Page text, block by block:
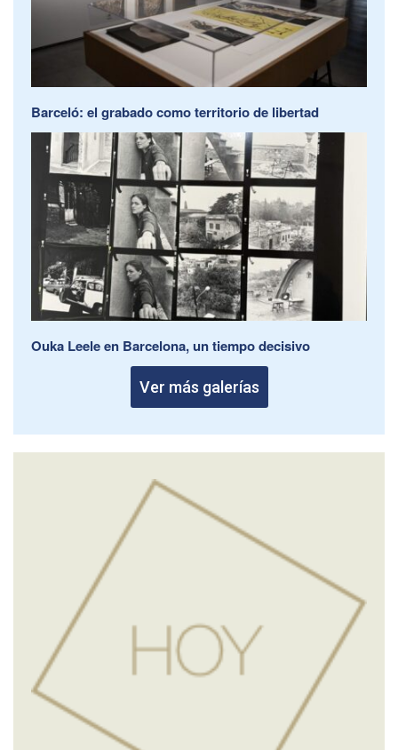
Barceló: el grabado como territorio de libertad
Ouka Leele en Barcelona, un tiempo decisivo
Ver más galerías